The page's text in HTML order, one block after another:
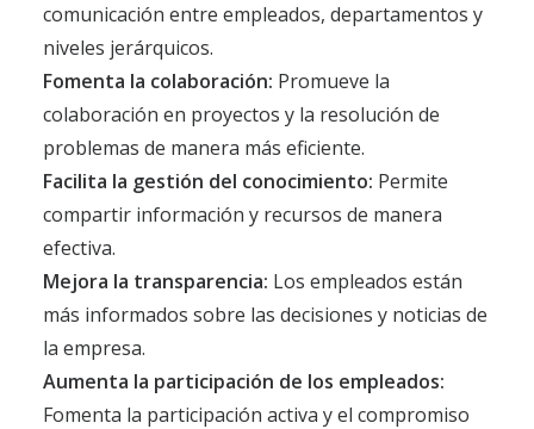
comunicación entre empleados, departamentos y
niveles jerárquicos.
Fomenta la colaboración: Promueve la
colaboración en proyectos y la resolución de
problemas de manera más eficiente.
Facilita la gestión del conocimiento: Permite
compartir información y recursos de manera
efectiva.
Mejora la transparencia: Los empleados están
más informados sobre las decisiones y noticias de
la empresa.
Aumenta la participación de los empleados:
Fomenta la participación activa y el compromiso